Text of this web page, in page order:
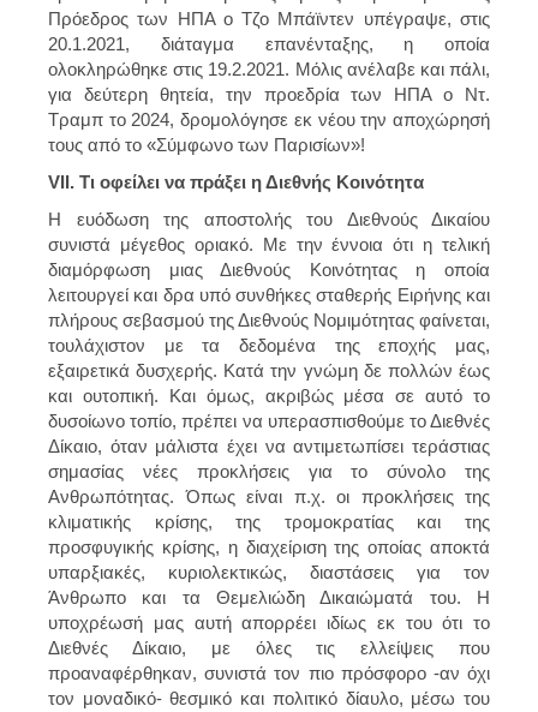
Πρόεδρος των ΗΠΑ ο Τζο Μπάϊντεν υπέγραψε, στις
20.1.2021, διάταγμα επανένταξης, η οποία
ολοκληρώθηκε στις 19.2.2021. Μόλις ανέλαβε και πάλι,
για δεύτερη θητεία, την προεδρία των ΗΠΑ ο Ντ.
Τραμπ το 2024, δρομολόγησε εκ νέου την αποχώρησή
τους από το «Σύμφωνο των Παρισίων»!
VIΙ. Τι οφείλει να πράξει η Διεθνής Κοινότητα
Η ευόδωση της αποστολής του Διεθνούς Δικαίου
συνιστά μέγεθος οριακό. Με την έννοια ότι η τελική
διαμόρφωση μιας Διεθνούς Κοινότητας η οποία
λειτουργεί και δρα υπό συνθήκες σταθερής Ειρήνης και
πλήρους σεβασμού της Διεθνούς Νομιμότητας φαίνεται,
τουλάχιστον με τα δεδομένα της εποχής μας,
εξαιρετικά δυσχερής. Κατά την γνώμη δε πολλών έως
και ουτοπική. Και όμως, ακριβώς μέσα σε αυτό το
δυσοίωνο τοπίο, πρέπει να υπερασπισθούμε το Διεθνές
Δίκαιο, όταν μάλιστα έχει να αντιμετωπίσει τεράστιας
σημασίας νέες προκλήσεις για το σύνολο της
Ανθρωπότητας. Όπως είναι π.χ. οι προκλήσεις της
κλιματικής κρίσης, της τρομοκρατίας και της
προσφυγικής κρίσης, η διαχείριση της οποίας αποκτά
υπαρξιακές, κυριολεκτικώς, διαστάσεις για τον
Άνθρωπο και τα Θεμελιώδη Δικαιώματά του. Η
υποχρέωσή μας αυτή απορρέει ιδίως εκ του ότι το
Διεθνές Δίκαιο, με όλες τις ελλείψεις που
προαναφέρθηκαν, συνιστά τον πιο πρόσφορο -αν όχι
τον μοναδικό- θεσμικό και πολιτικό δίαυλο, μέσω του